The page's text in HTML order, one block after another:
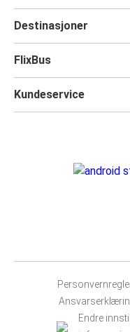
Destinasjoner
FlixBus
Kundeservice
Endre